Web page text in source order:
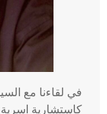
في لقاءنا مع
كاستشارية